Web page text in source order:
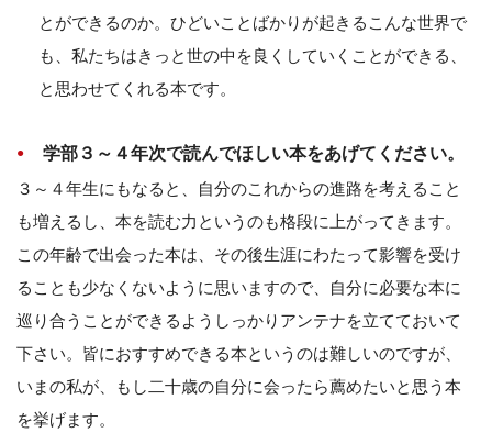
とができるのか。ひどいことばかりが起きるこんな世界で
も、私たちはきっと世の中を良くしていくことができる、
と思わせてくれる本です。
学部３～４年次で読んでほしい本をあげてください。
３～４年生にもなると、自分のこれからの進路を考えること
も増えるし、本を読む力というのも格段に上がってきます。
この年齢で出会った本は、その後生涯にわたって影響を受け
ることも少なくないように思いますので、自分に必要な本に
巡り合うことができるようしっかりアンテナを立てておいて
下さい。皆におすすめできる本というのは難しいのですが、
いまの私が、もし二十歳の自分に会ったら薦めたいと思う本
を挙げます。